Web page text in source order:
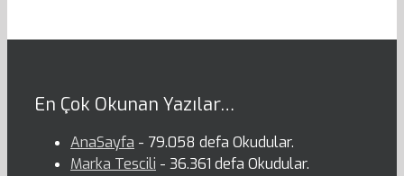
En Çok Okunan Yazılar…
AnaSayfa - 79.058 defa Okudular.
Marka Tescili - 36.361 defa Okudular.